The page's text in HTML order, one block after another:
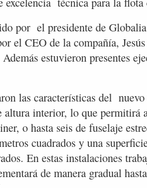
por el presidente de
el CEO de la compañía,
estuvieron presentes
las características del
interior, lo que permitirá
o hasta seis de fuselaje
cuadrados y una
En estas instalaciones
de manera gradual